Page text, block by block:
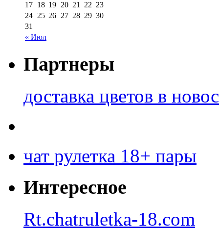
« Июл
17 18 19 20 21 22 23
24 25 26 27 28 29 30
31
Партнеры
доставка цветов в
чат рулетка 18+ пары
Интересное
Rt.chatruletka-18.com